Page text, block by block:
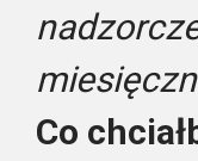
Co